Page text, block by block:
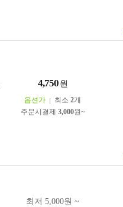
4,750 원
옵션가 최소 2개
주문시결제 3,000원~
최저 5,000원 ~